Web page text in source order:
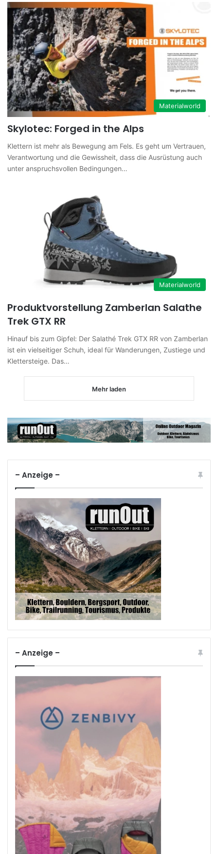
Materialworld
Skylotec: Forged in the Alps
Klettern ist mehr als Bewegung am Fels. Es geht um Vertrauen,
Verantwortung und die Gewissheit, dass die Ausrüstung auch
unter anspruchsvollen Bedingungen…
Materialworld
Produktvorstellung Zamberlan Salathe
Trek GTX RR
Hinauf bis zum Gipfel: Der Salathé Trek GTX RR von Zamberlan
ist ein vielseitiger Schuh, ideal für Wanderungen, Zustiege und
Klettersteige. Das…
Mehr laden
– Anzeige –
– Anzeige –